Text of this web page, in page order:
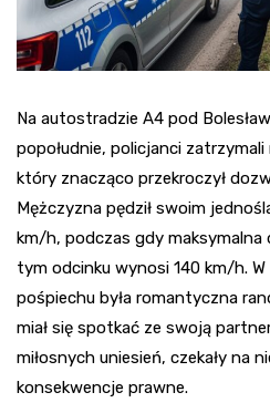
Na autostradzie A4 pod
popołudnie, policjanci
który znacząco przekroczył
Mężczyzna pędził swoim
km/h, podczas gdy maksymalna
tym odcinku wynosi 140 km/h.
pośpiechu była romantyczna
miał się spotkać ze swoją
miłosnych uniesień, czekały na
konsekwencje prawne.